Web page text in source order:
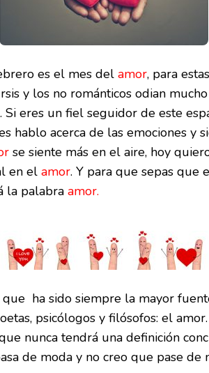
es el mes del amor, para
y los no románticos odian mucho
Si eres un fiel seguidor de este
hablo acerca de las emociones y
se siente más en el aire, hoy
en el amor. Y para que sepas que
la palabra amor.
que ha sido siempre la mayor
psicólogos y filósofos: el
nunca tendrá una definición
de moda y no creo que pase de